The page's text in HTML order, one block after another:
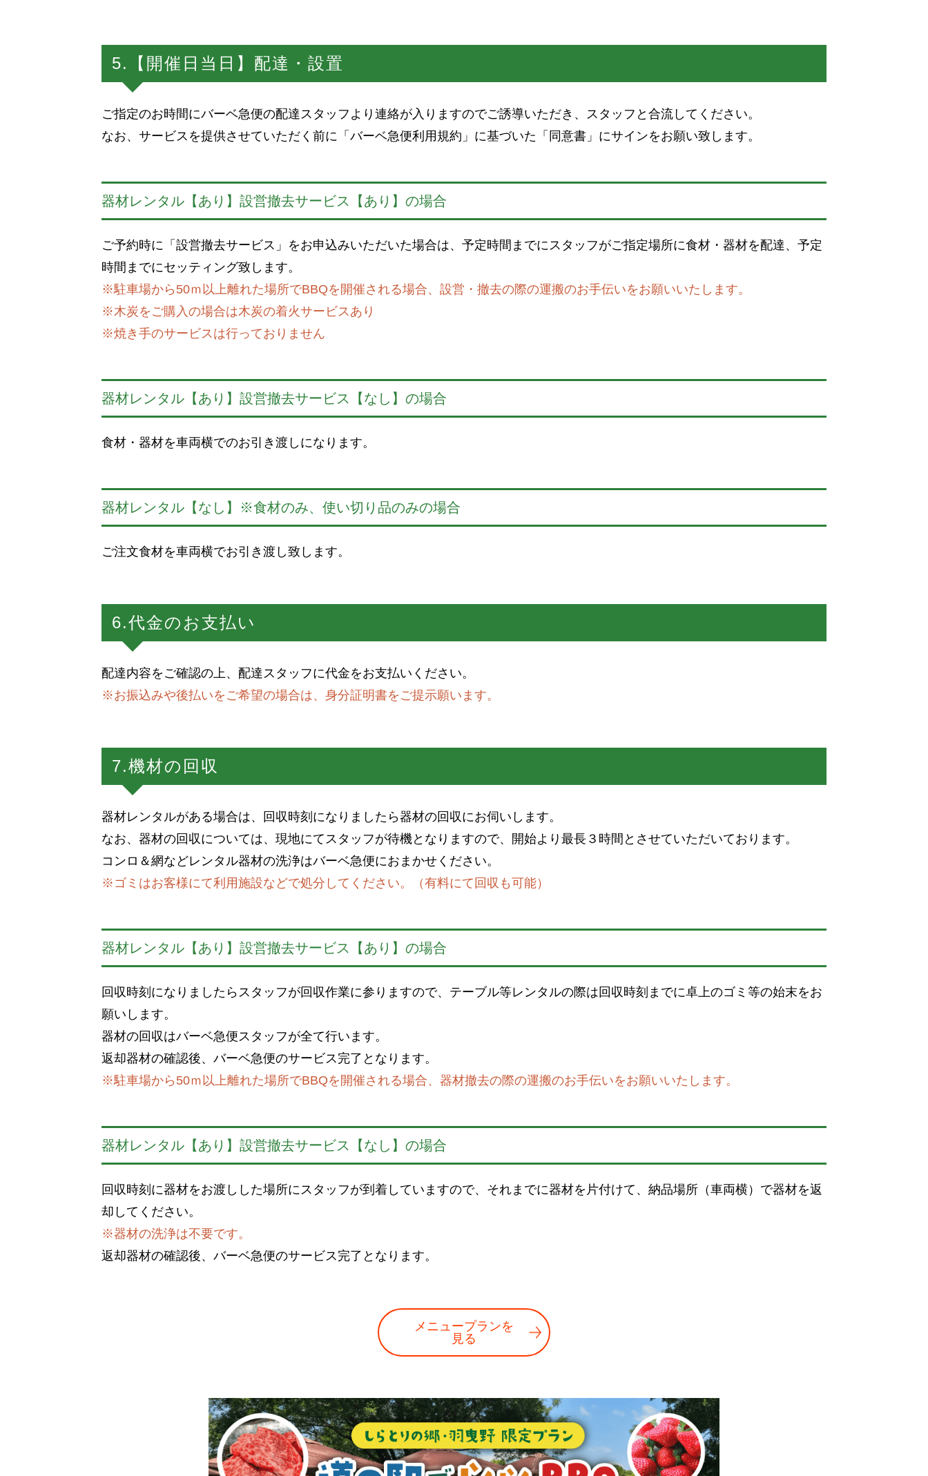
5.【開催日当日】配達・設置
ご指定のお時間にバーベ急便の配達スタッフより連絡が入りますのでご誘導いただき、スタッフと合流してください。
なお、サービスを提供させていただく前に「バーベ急便利用規約」に基づいた「同意書」にサインをお願い致します。
器材レンタル【あり】設営撤去サービス【あり】の場合
ご予約時に「設営撤去サービス」をお申込みいただいた場合は、予定時間までにスタッフがご指定場所に食材・器材を配達、予定
時間までにセッティング致します。
※駐車場から50ｍ以上離れた場所でBBQを開催される場合、設営・撤去の際の運搬のお手伝いをお願いいたします。
※木炭をご購入の場合は木炭の着火サービスあり
※焼き手のサービスは行っておりません
器材レンタル【あり】設営撤去サービス【なし】の場合
食材・器材を車両横でのお引き渡しになります。
器材レンタル【なし】※食材のみ、使い切り品のみの場合
ご注文食材を車両横でお引き渡し致します。
6.代金のお支払い
配達内容をご確認の上、配達スタッフに代金をお支払いください。
※お振込みや後払いをご希望の場合は、身分証明書をご提示願います。
7.機材の回収
器材レンタルがある場合は、回収時刻になりましたら器材の回収にお伺いします。
なお、器材の回収については、現地にてスタッフが待機となりますので、開始より最長３時間とさせていただいております。
コンロ＆網などレンタル器材の洗浄はバーベ急便におまかせください。
※ゴミはお客様にて利用施設などで処分してください。（有料にて回収も可能）
器材レンタル【あり】設営撤去サービス【あり】の場合
回収時刻になりましたらスタッフが回収作業に参りますので、テーブル等レンタルの際は回収時刻までに卓上のゴミ等の始末をお
願いします。
器材の回収はバーベ急便スタッフが全て行います。
返却器材の確認後、バーベ急便のサービス完了となります。
※駐車場から50ｍ以上離れた場所でBBQを開催される場合、器材撤去の際の運搬のお手伝いをお願いいたします。
器材レンタル【あり】設営撤去サービス【なし】の場合
回収時刻に器材をお渡しした場所にスタッフが到着していますので、それまでに器材を片付けて、納品場所（車両横）で器材を返
却してください。
※器材の洗浄は不要です。
返却器材の確認後、バーベ急便のサービス完了となります。
メニュープランを
見る